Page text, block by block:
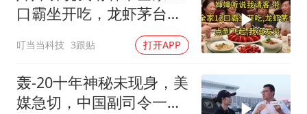
宇树科技发行价格150.80元/股
把党建设得更加坚强有力
奋进开新局 实干挑大梁
口霸坐开吃，龙虾茅台点
叮当当科技 3跟贴 打开APP
轰-20十年神秘未现身，美
媒急切，中国副司令一句